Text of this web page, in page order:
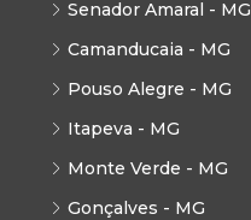
Senador Amaral - MG
Camanducaia - MG
Pouso Alegre - MG
Itapeva - MG
Monte Verde - MG
Gonçalves - MG